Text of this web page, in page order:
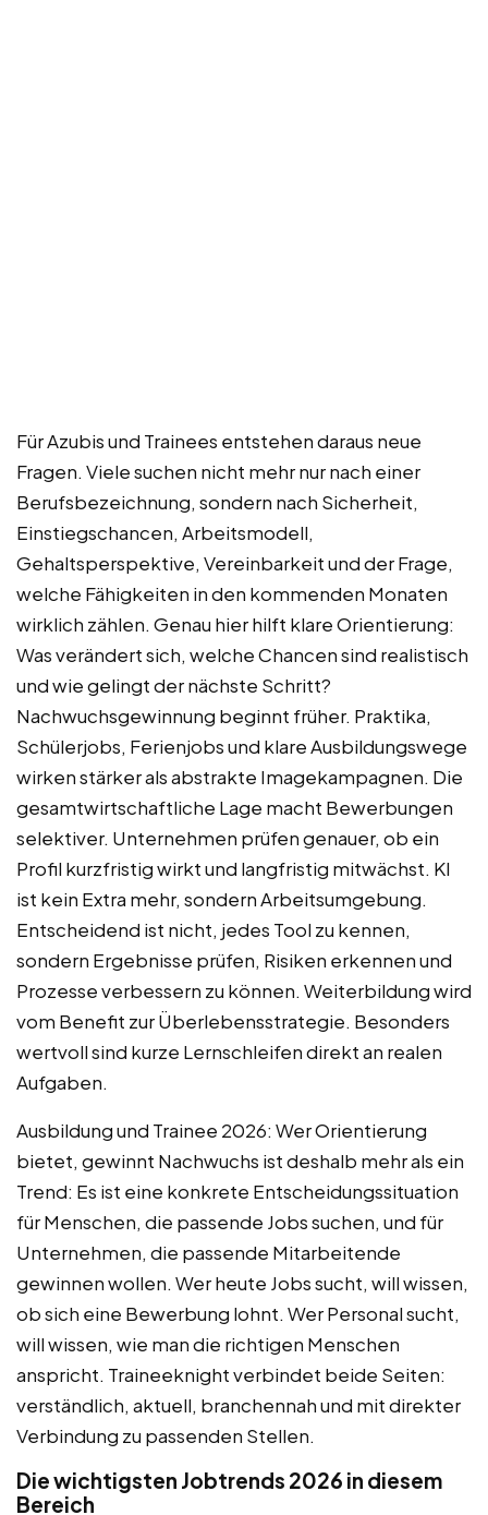
Für Azubis und Trainees entstehen daraus neue
Fragen. Viele suchen nicht mehr nur nach einer
Berufsbezeichnung, sondern nach Sicherheit,
Einstiegschancen, Arbeitsmodell,
Gehaltsperspektive, Vereinbarkeit und der Frage,
welche Fähigkeiten in den kommenden Monaten
wirklich zählen. Genau hier hilft klare Orientierung:
Was verändert sich, welche Chancen sind realistisch
und wie gelingt der nächste Schritt?
Nachwuchsgewinnung beginnt früher. Praktika,
Schülerjobs, Ferienjobs und klare Ausbildungswege
wirken stärker als abstrakte Imagekampagnen. Die
gesamtwirtschaftliche Lage macht Bewerbungen
selektiver. Unternehmen prüfen genauer, ob ein
Profil kurzfristig wirkt und langfristig mitwächst. KI
ist kein Extra mehr, sondern Arbeitsumgebung.
Entscheidend ist nicht, jedes Tool zu kennen,
sondern Ergebnisse prüfen, Risiken erkennen und
Prozesse verbessern zu können. Weiterbildung wird
vom Benefit zur Überlebensstrategie. Besonders
wertvoll sind kurze Lernschleifen direkt an realen
Aufgaben.
Ausbildung und Trainee 2026: Wer Orientierung
bietet, gewinnt Nachwuchs ist deshalb mehr als ein
Trend: Es ist eine konkrete Entscheidungssituation
für Menschen, die passende Jobs suchen, und für
Unternehmen, die passende Mitarbeitende
gewinnen wollen. Wer heute Jobs sucht, will wissen,
ob sich eine Bewerbung lohnt. Wer Personal sucht,
will wissen, wie man die richtigen Menschen
anspricht. Traineeknight verbindet beide Seiten:
verständlich, aktuell, branchennah und mit direkter
Verbindung zu passenden Stellen.
Die wichtigsten Jobtrends 2026 in diesem
Bereich